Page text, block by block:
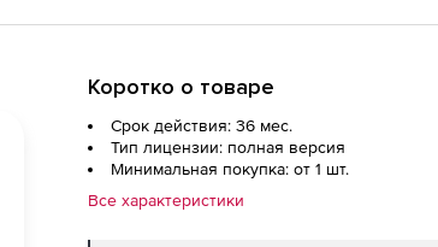
Коротко о товаре
Срок действия: 36 мес.
Тип лицензии: полная версия
Минимальная покупка: от 1 шт.
Все характеристики